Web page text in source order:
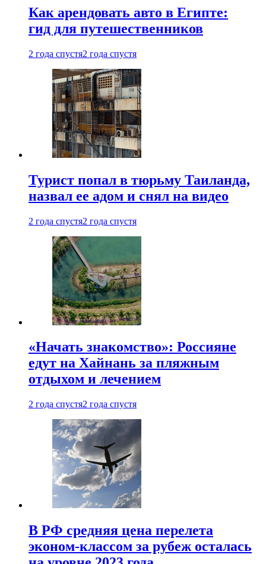
Как арендовать авто в Египте:
гид для путешественников
2 года спустя2 года спустя
Турист попал в тюрьму Таиланда,
назвал ее адом и снял на видео
2 года спустя2 года спустя
«Начать знакомство»: Россияне
едут на Хайнань за пляжным
отдыхом и лечением
2 года спустя2 года спустя
В РФ средняя цена перелета
эконом-классом за рубеж осталась